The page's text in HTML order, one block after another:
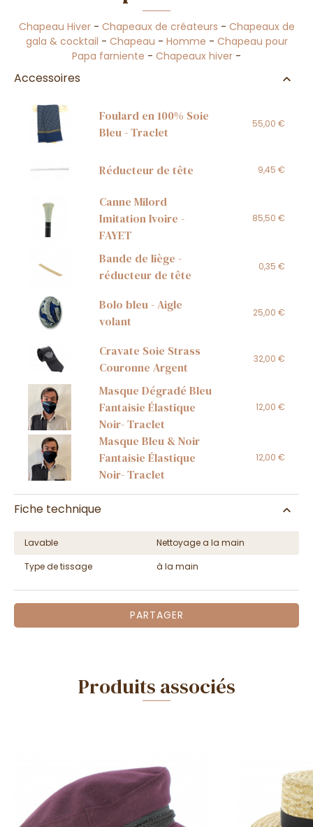
Chapeau Hiver- Chapeaux de créateurs - Chapeaux de
gala & cocktail - Chapeau - Homme - Chapeau pour
Papa farniente - Chapeaux hiver -
Accessoires
Foulard en 100% Soie
Bleu - Traclet
55,00 €
Réducteur de tête 9,45 €
Canne Milord
Imitation Ivoire -
FAYET
85,50 €
Bande de liège -
réducteur de tête
0,35 €
Bolo bleu - Aigle
volant
25,00 €
Cravate Soie Strass
Couronne Argent
32,00 €
Masque Dégradé Bleu
Fantaisie Élastique
Noir- Traclet
12,00 €
Masque Bleu & Noir
Fantaisie Élastique
Noir- Traclet
12,00 €
Fiche technique
Lavable
Nettoyage a la main
Type de tissage
à la main
PARTAGER
Produits associés